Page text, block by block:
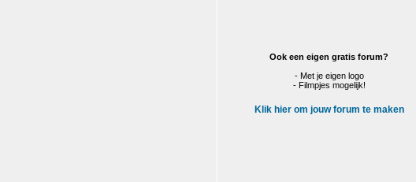
Ook een eigen gratis forum?
- Met je eigen logo
- Filmpjes mogelijk!
Klik hier om jouw forum te maken